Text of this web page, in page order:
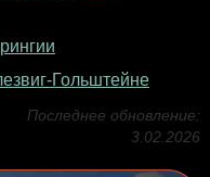
Гольштейне
Последнее обновление:
3.02.2026